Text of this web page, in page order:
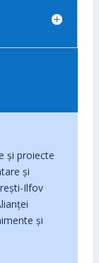
și proiecte
și
Ilfov
și